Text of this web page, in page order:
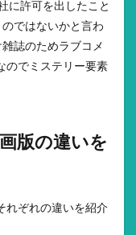
に許可を出したこと
ではないかと言わ
誌のためラブコメ
のでミステリー要素
版の違いを
れぞれの違いを紹介